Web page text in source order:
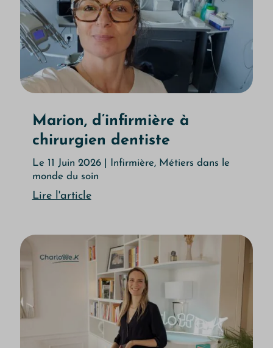
Marion, d’infirmière à
chirurgien dentiste
Le 11 Juin 2026| Infirmière, Métiers dans le
monde du soin
Lire l'article